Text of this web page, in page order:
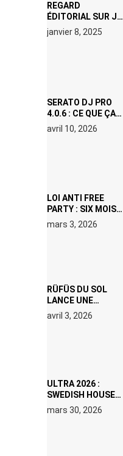
REGARD
ÉDITORIAL SUR JE
M’APPELLE TIM
(NETFLIX) : AVICII,
janvier 8, 2025
SERATO DJ PRO
4.0.6 : CE QUE ÇA
CHANGE, MÊME SI
VOUS N’ÊTES NI
avril 10, 2026
LOI ANTI FREE
PARTY : SIX MOIS
DE PRISON ET 5
000 € D’AMENDE
mars 3, 2026
RÜFÜS DU SOL
LANCE UNE
RÉSIDENCE DJ
SET DE QUATRE
avril 3, 2026
ULTRA 2026 :
SWEDISH HOUSE
MAFIA RETROUVE
ERIC PRYDZ DANS
mars 30, 2026